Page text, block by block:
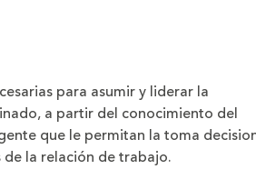
para asumir y liderar la
a partir del conocimiento del
que le permitan la toma
la relación de trabajo.